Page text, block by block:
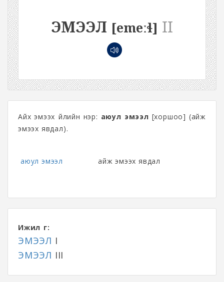
ЭМЭЭЛ [emeːɬ] II
Айх эмээх үйлийн нэр: аюул эмээл [хоршоо] (айж
эмээх явдал).
аюул эмээл айж эмээх явдал
Ижил үг:
ЭМЭЭЛ I
ЭМЭЭЛ III